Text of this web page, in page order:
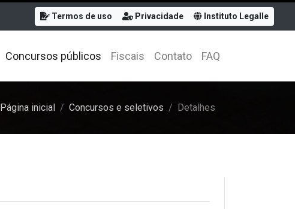
Termos de uso Privacidade Instituto Legalle
Concursos públicos Fiscais Contato FAQ
Página inicial Concursos e seletivos Detalhes